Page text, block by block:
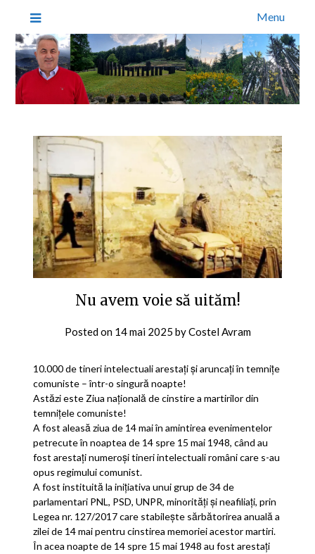
Menu
Nu avem voie să uităm!
Posted on 14 mai 2025 byCostel Avram
10.000 de tineri intelectuali arestați și aruncați în temnițe
comuniste – într-o singură noapte!
Astăzi este Ziua națională de cinstire a martirilor din
temnițele comuniste!
A fost aleasă ziua de 14 mai în amintirea evenimentelor
petrecute în noaptea de 14 spre 15 mai 1948, când au
fost arestați numeroși tineri intelectuali români care s-au
opus regimului comunist.
A fost instituită la inițiativa unui grup de 34 de
parlamentari PNL, PSD, UNPR, minorități și neafiliați, prin
Legea nr. 127/2017 care stabilește sărbătorirea anuală a
zilei de 14 mai pentru cinstirea memoriei acestor martiri.
În acea noapte de 14 spre 15 mai 1948 au fost arestați